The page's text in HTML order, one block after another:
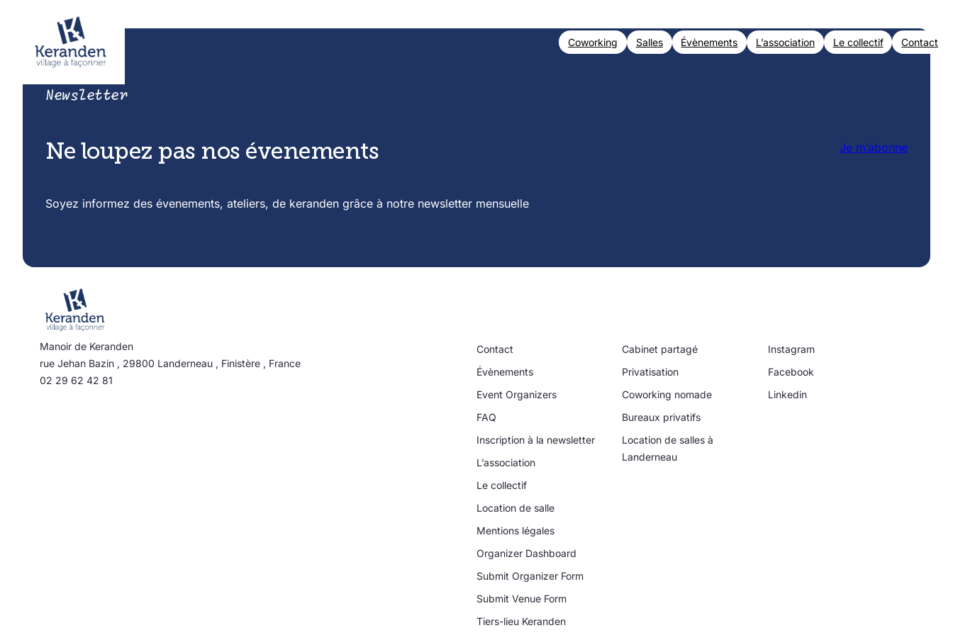
Coworking Salles Évènements L’association Le collectif Contact
Newsletter
Ne loupez pas nos évenements
Soyez informez des évenements, ateliers, de keranden grâce à notre newsletter mensuelle
Je m’abonne
Manoir de Keranden
rue Jehan Bazin , 29800 Landerneau , Finistère , France
02 29 62 42 81
Contact
Évènements
Event Organizers
FAQ
Inscription à la newsletter
L’association
Le collectif
Location de salle
Mentions légales
Organizer Dashboard
Submit Organizer Form
Submit Venue Form
Tiers-lieu Keranden
Cabinet partagé
Privatisation
Coworking nomade
Bureaux privatifs
Location de salles à
Landerneau
Instagram
Facebook
Linkedin